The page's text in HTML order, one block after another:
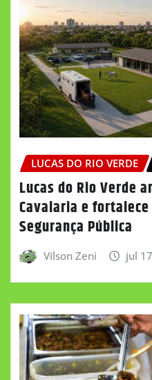
LUCAS DO RIO VERDE
Lucas do Rio Verde
Cavalaria e
Segurança Pública
Vilson Zeni jul